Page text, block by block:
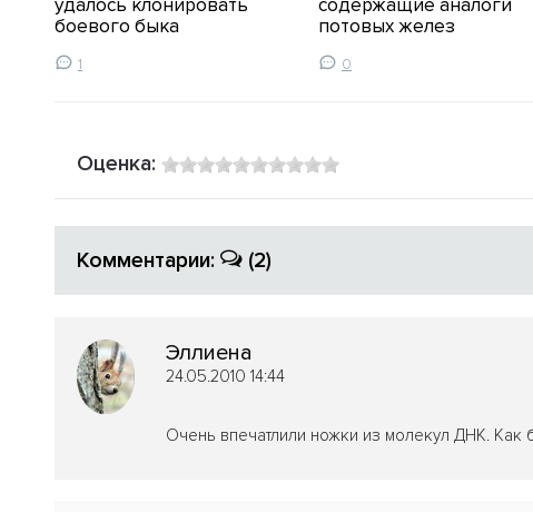
удалось клонировать
боевого быка
1
содержащие аналоги
потовых желез
0
Оценка:
Комментарии: (2)
Эллиена
24.05.2010 14:44
Очень впечатлили ножки из молекул ДНК. Как